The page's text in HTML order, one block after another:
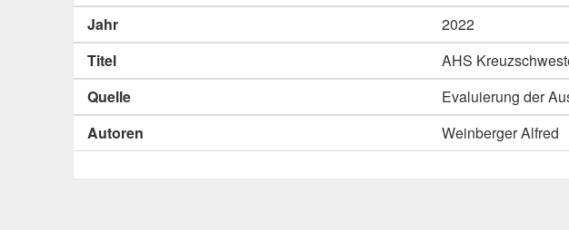
Jahr
2022
Titel
AHS
Quelle
Evaluierung der
Autoren
Weinberger Alfred